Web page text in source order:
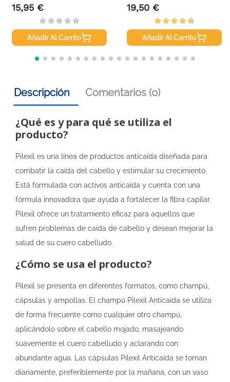
Precio
15,95 €
Añadir Al Carrito
Precio
19,50 €
Añadir Al Carrito
Descripción Comentarios (0)
¿Qué es y para qué se utiliza el
producto?
Pilexil es una línea de productos anticaída diseñada para
combatir la caída del cabello y estimular su crecimiento.
Está formulada con activos anticaída y cuenta con una
fórmula innovadora que ayuda a fortalecer la fibra capilar.
Pilexil ofrece un tratamiento eficaz para aquellos que
sufren problemas de caída de cabello y desean mejorar la
salud de su cuero cabelludo.
¿Cómo se usa el producto?
Pilexil se presenta en diferentes formatos, como champú,
cápsulas y ampollas. El champú Pilexil Anticaída se utiliza
de forma frecuente como cualquier otro champú,
aplicándolo sobre el cabello mojado, masajeando
suavemente el cuero cabelludo y aclarando con
abundante agua. Las cápsulas Pilexil Anticaída se toman
diariamente, preferiblemente por la mañana, con un vaso